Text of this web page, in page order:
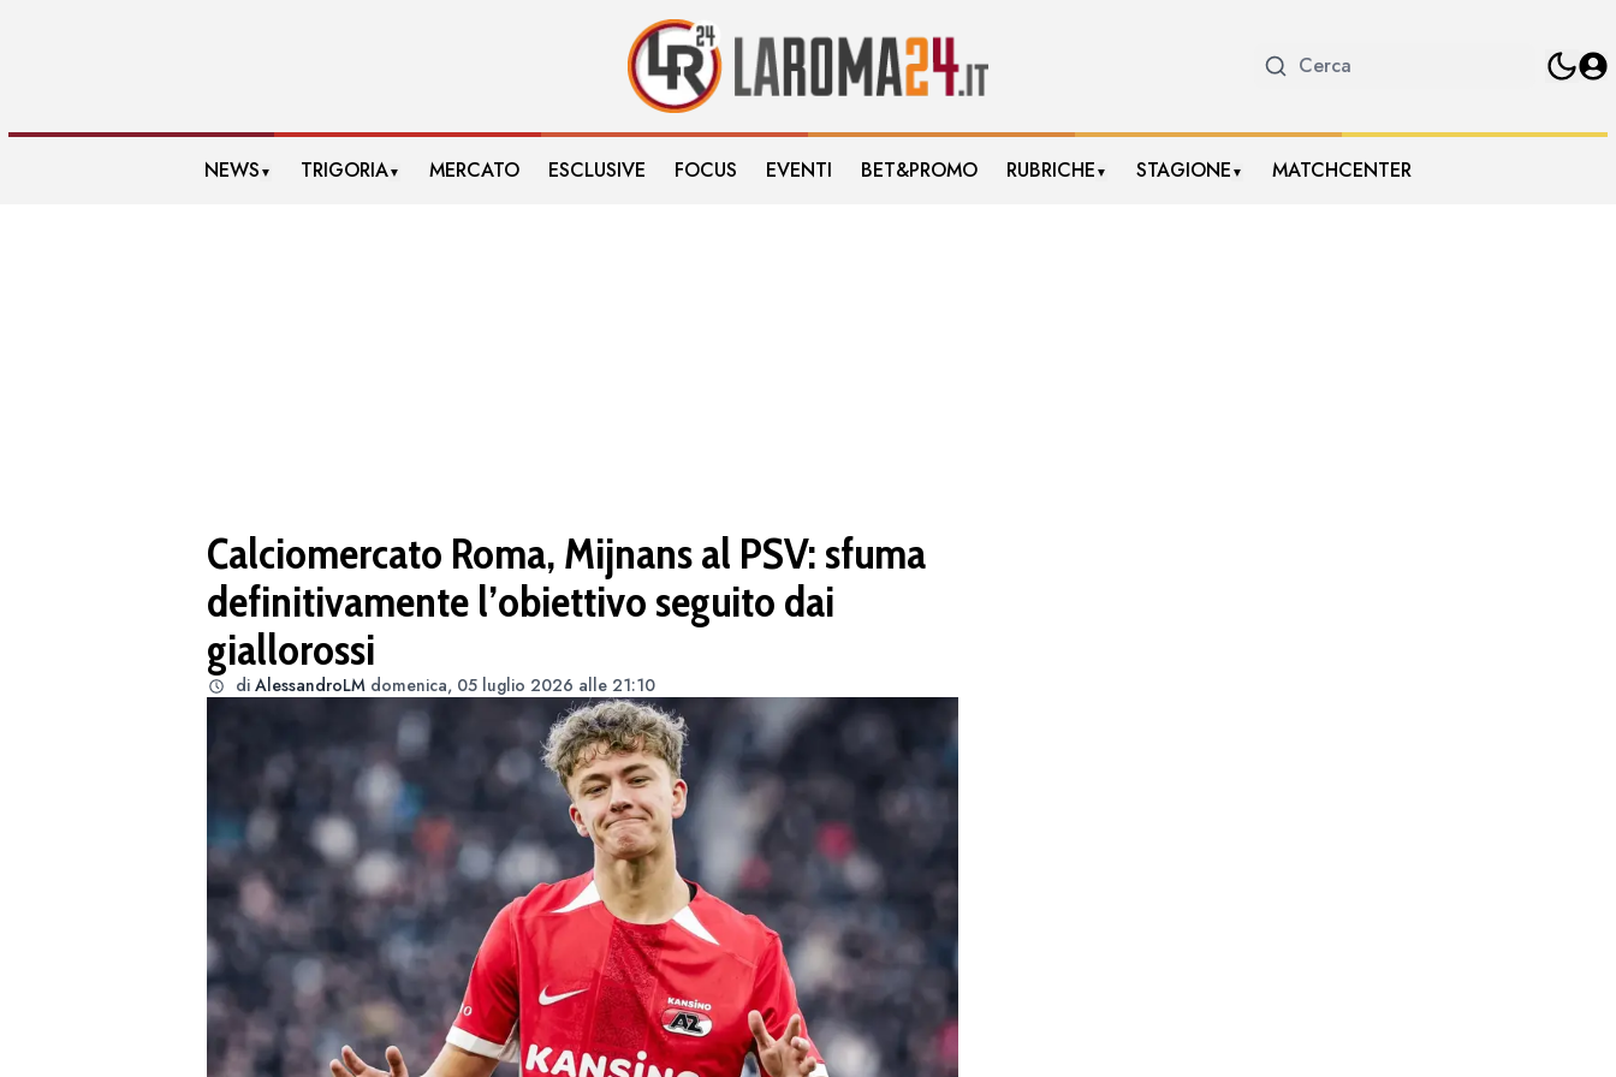
NEWS ▼ TRIGORIA▼ MERCATO ESCLUSIVE FOCUS EVENTI BET&PROMO RUBRICHE ▼ STAGIONE ▼ MATCHCENTER
Calciomercato Roma, Mijnans al PSV: sfuma
definitivamente l’obiettivo seguito dai
giallorossi
di AlessandroLM domenica, 05 luglio 2026 alle 21:10